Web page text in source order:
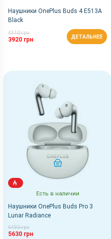
Наушники OnePlus Buds 4 E513A
Black
4310 грн
3920 грн ДЕТАЛЬНЕЕ
Есть в наличии
Наушники OnePlus Buds Pro 3
Lunar Radiance
6190 грн
5630 грн
КУПИТЬ